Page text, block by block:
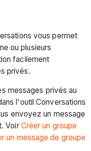
vous permet
ou plusieurs
facilement
privés.
messages privés au
l'outil Conversations
envoyez un message
Voir Créer un groupe
un message de groupe